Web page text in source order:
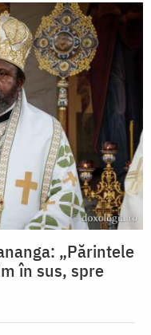
„Părintele
în sus, spre